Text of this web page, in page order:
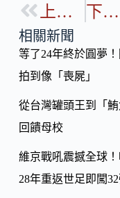
bp
上一篇 下一篇
相關新聞
等了24年終於圓夢
拍到像「喪屍」
從台灣罐頭王到「
回饋母校
維京戰吼震撼全球
28年重返世足即闖